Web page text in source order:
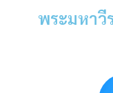
พระมหา